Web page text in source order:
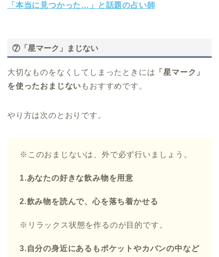
「本当に見つかった…」と話題の占い師
⑦「星マーク」まじない
大切なものをなくしてしまったときには 「星マーク」
を使ったおまじない もおすすめです。
やり方は次のとおりです。
※このおまじないは、外で必ず行いましょう。
1.あなたの好きな飲み物を用意
2.飲み物を読んで、心を落ち着かせる
※リラックス状態を作るのが目的です。
3.自分の身近にあるもポケットやカバンの中など